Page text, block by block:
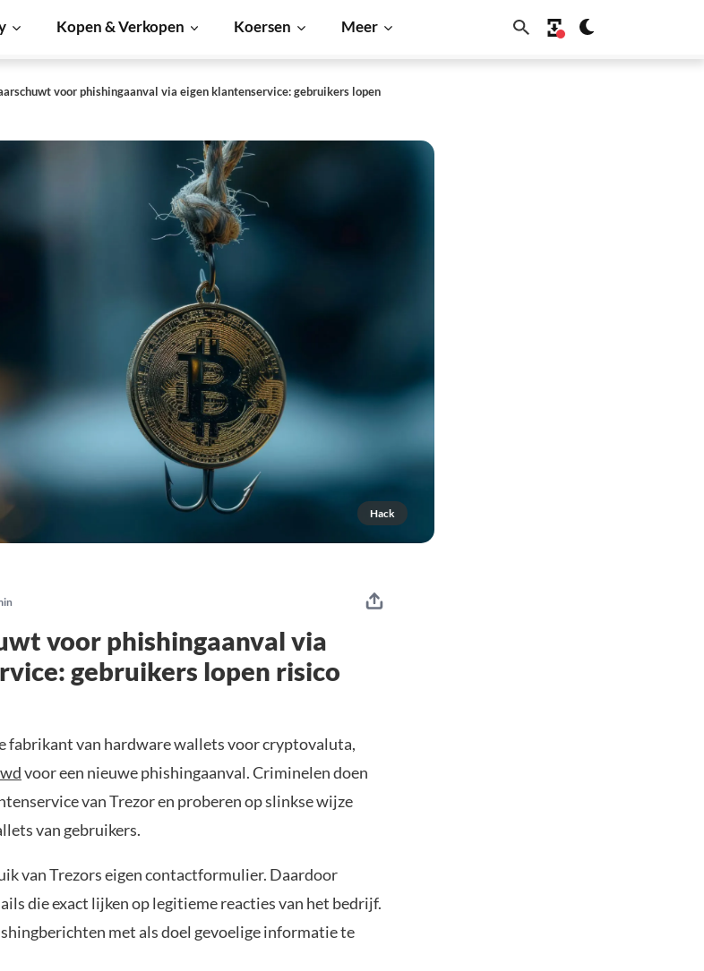
Kopen & Verkopen Koersen Meer
voor phishingaanval via eigen klantenservice: gebruikers lopen
Hack
voor phishingaanval via
gebruikers lopen risico
fabrikant van hardware wallets voor cryptovaluta,
voor een nieuwe phishingaanval. Criminelen doen
van Trezor en proberen op slinkse wijze
van gebruikers.
van Trezors eigen contactformulier. Daardoor
die exact lijken op legitieme reacties van het bedrijf.
met als doel gevoelige informatie te